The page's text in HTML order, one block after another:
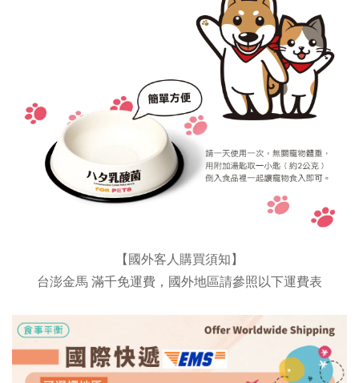
【國外客人購買須知】
台澎金馬 滿千免運費，國外地區請參照以下運費表